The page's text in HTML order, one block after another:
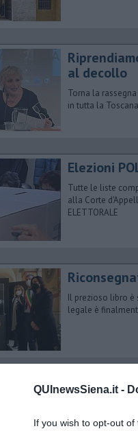
QUInewsSiena.it -
If you wish to opt-out
al decollo
Torna la
in tutta la
Elezioni
Tutte le liste
alla Corte
ELETTORALE
Il prezioso libro è
legale è
"Horti
significato di